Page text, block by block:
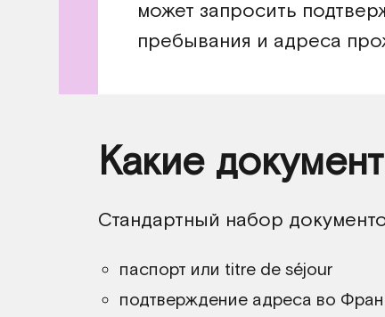
может запросить
пребывания и адреса
Какие
Стандартный набор
паспорт или titre de séjour
подтверждение адреса во